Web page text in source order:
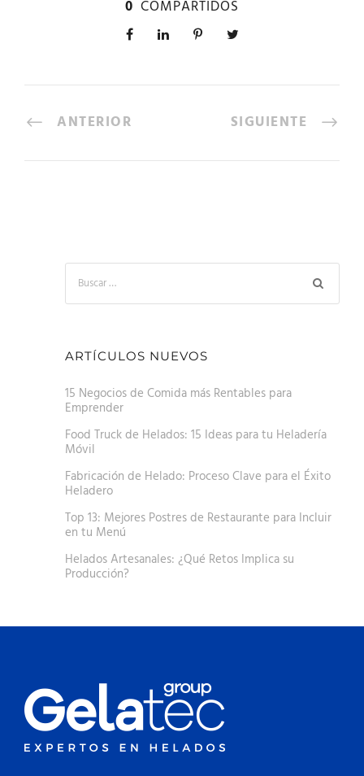
0 COMPARTIDOS
ANTERIOR SIGUIENTE
ARTÍCULOS NUEVOS
15 Negocios de Comida más Rentables para
Emprender
Food Truck de Helados: 15 Ideas para tu Heladería
Móvil
Fabricación de Helado: Proceso Clave para el Éxito
Heladero
Top 13: Mejores Postres de Restaurante para Incluir
en tu Menú
Helados Artesanales: ¿Qué Retos Implica su
Producción?